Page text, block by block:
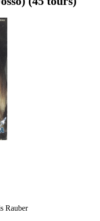
Rauber